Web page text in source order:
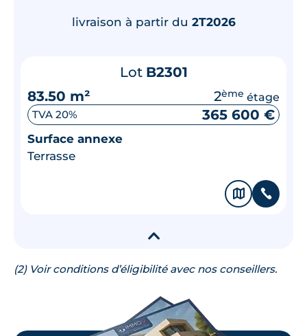
livraison à partir du 2T2026
Lot B2301
83.50 m²
2ème étage
TVA 20% 365 600 €
Surface annexe
Terrasse
🗞 📞
▾
(2) Voir conditions d’éligibilité avec nos conseillers.